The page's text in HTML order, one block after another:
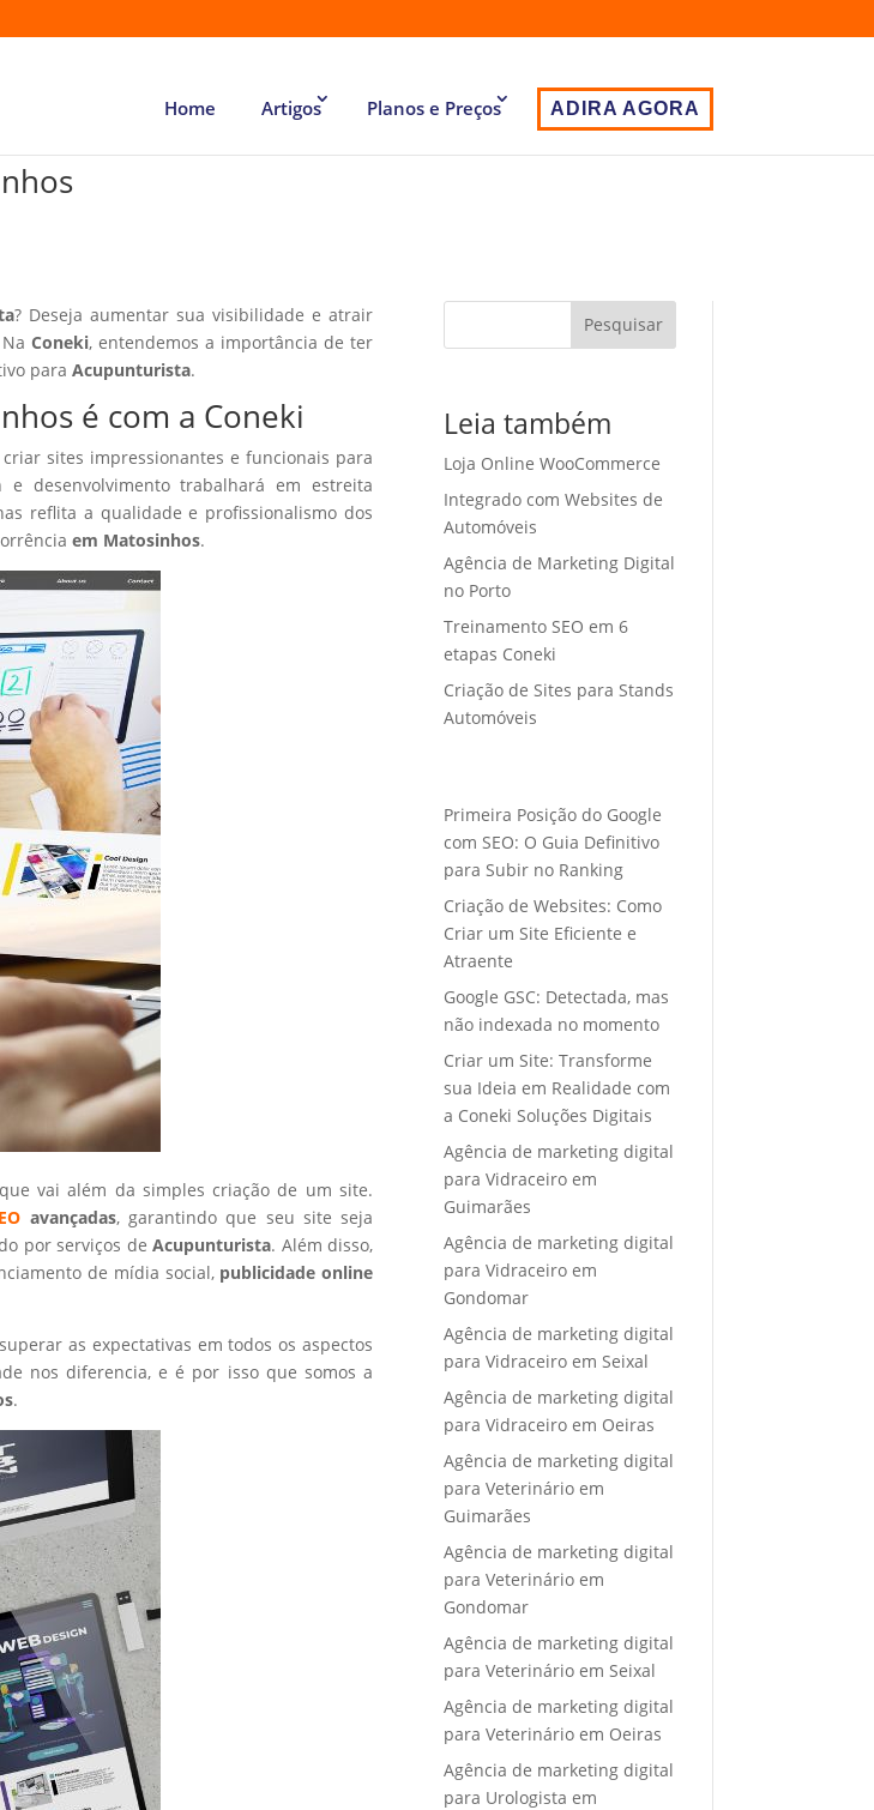
Home Artigos Planos e Preços ADIRA AGORA
? Deseja aumentar sua visibilidade e atrair
Coneki, entendemos a importância de ter
paraAcupunturista.
é com a Coneki
sites impressionantes e funcionais para
desenvolvimento trabalhará em estreita
reflita a qualidade e profissionalismo dos
em Matosinhos.
vai além da simples criação de um site.
avançadas, garantindo que seu site seja
por serviços deAcupunturista. Além disso,
de mídia social, publicidade online
as expectativas em todos os aspectos
nos diferencia, e é por isso que somos a
.
Pesquisar
Leia também
Loja Online WooCommerce
Integrado com Websites de
Automóveis
Agência de Marketing Digital
no Porto
Treinamento SEO em 6
etapas Coneki
Criação de Sites para Stands
Automóveis
Primeira Posição do Google
com SEO: O Guia Definitivo
para Subir no Ranking
Criação de Websites: Como
Criar um Site Eficiente e
Atraente
Google GSC: Detectada, mas
não indexada no momento
Criar um Site: Transforme
sua Ideia em Realidade com
a Coneki Soluções Digitais
Agência de marketing digital
para Vidraceiro em
Guimarães
Agência de marketing digital
para Vidraceiro em
Gondomar
Agência de marketing digital
para Vidraceiro em Seixal
Agência de marketing digital
para Vidraceiro em Oeiras
Agência de marketing digital
para Veterinário em
Guimarães
Agência de marketing digital
para Veterinário em
Gondomar
Agência de marketing digital
para Veterinário em Seixal
Agência de marketing digital
para Veterinário em Oeiras
Agência de marketing digital
para Urologista em